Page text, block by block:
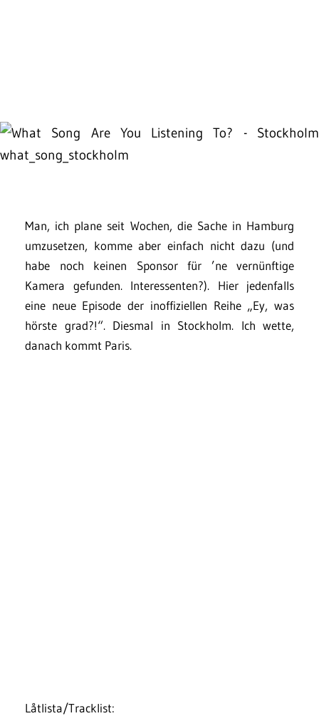
Man, ich plane seit Wochen, die Sache in Hamburg
umzusetzen, komme aber einfach nicht dazu (und
habe noch keinen Sponsor für ’ne vernünftige
Kamera gefunden. Interessenten?). Hier jedenfalls
eine neue Episode der inoffiziellen Reihe „Ey, was
hörste grad?!“. Diesmal in Stockholm. Ich wette,
danach kommt Paris.
Låtlista/Tracklist: